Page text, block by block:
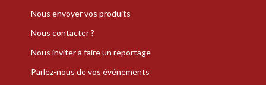
Nous envoyer vos produits
Nous contacter ?
Nous inviter à faire un reportage
Parlez-nous de vos événements